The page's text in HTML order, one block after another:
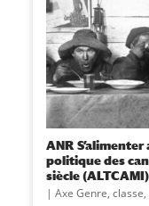
ANR
politique des
siècle
| Axe Genre, classe,